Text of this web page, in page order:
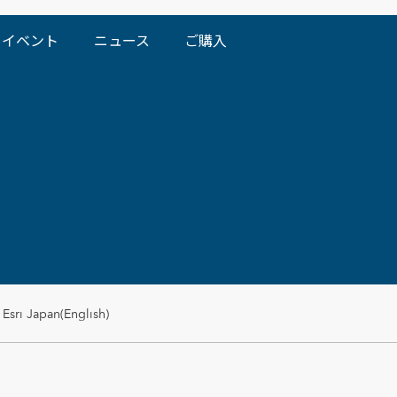
イベント ニュース ご購入
Japan(English)